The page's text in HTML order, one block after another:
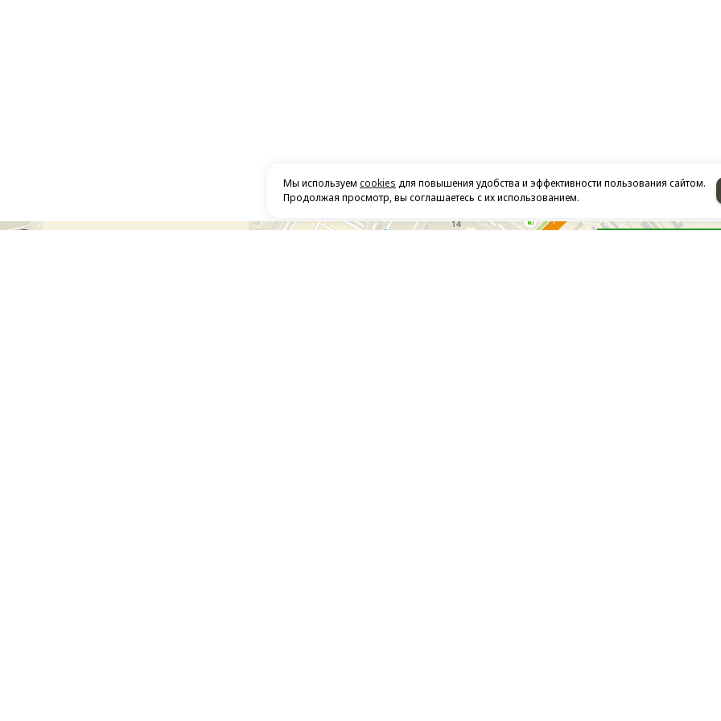
Мы используем cookies для повышения удобства и эффективности пользования сайтом.
Продолжая просмотр, вы соглашаетесь с их использованием.